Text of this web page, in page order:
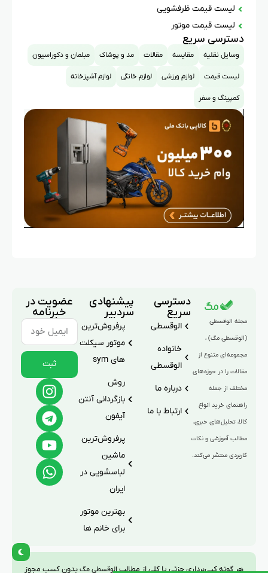
لیست قیمت ظرفشویی
لیست قیمت موتور
دسترسی سریع
وسایل نقلیه مقایسه مقالات مد و پوشاک مبلمان و دکوراسیون
لیست قیمت لوازم ورزشی لوازم خانگی لوازم آشپزخانه
کمپینگ و سفر
مجله الوقسطی
(الوقسطی مگ) ،
مجموعه‌ای متنوع از
مقالات را در حوزه‌های
مختلف از جمله
راهنمای خرید انواع
کالا، تحلیل‌های خبری،
مطالب آموزشی و نکات
کاربردی منتشر می‌کند.
دسترسی
سریع
الوقسطی
خانواده
الوقسطی
درباره ما
ارتباط با ما
پیشنهادی
سردبیر
پرفروش‌ترین
موتور سیکلت
های sym
روش
بازگردانی آنتن
آیفون
پرفروش‌ترین
ماشین
لباسشویی در
ایران
بهترین موتور
برای خانم ها
عضویت در
خبرنامه
ثبت
هر گونه کپی‌برداری جزئی یا کلی از مطالبالوقسطی مگبدون کسب مجوز